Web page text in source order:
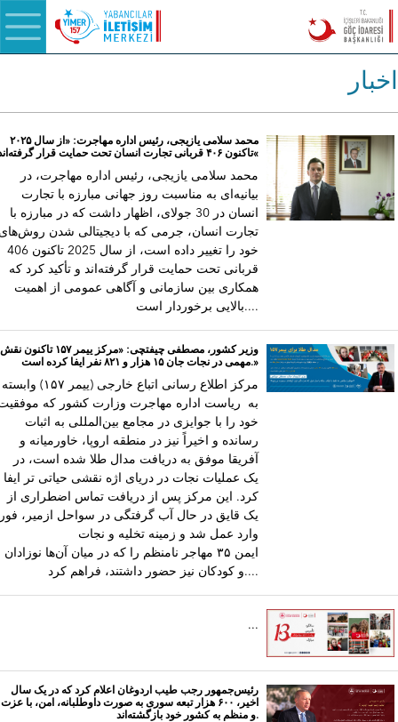
اخبار
محمد سلامی یازیجی، رئیس اداره مهاجرت: «از سال ۲۰۲۵
تاکنون ۴۰۶ قربانی تجارت انسان تحت حمایت قرار گرفته‌اند«
محمد سلامی یازیجی، رئیس اداره مهاجرت، در
بیانیه‌ای به مناسبت روز جهانی مبارزه با تجارت
انسان در 30 جولای، اظهار داشت که در مبارزه با
تجارت انسان، جرمی که با دیجیتالی شدن
خود را تغییر داده است، از سال 2025 تاکنون 406
قربانی تحت حمایت قرار گرفته‌اند و تأکید کرد که
همکاری بین سازمانی و آگاهی عمومی از اهمیت
بالایی برخوردار است....
وزیر کشور، مصطفی چیفتچی: «مرکز ییمر ۱۵۷ تاکنون نقش
مهمی در نجات جان ۱۵ هزار و ۸۲۱ نفر ایفا کرده است.»
مرکز اطلاع رسانی اتباع خارجی (ییمر ۱۵۷) وابسته
به ریاست اداره مهاجرت وزارت کشور که
خود را با جوایزی در مجامع بین‌المللی به اثبات
رسانده و اخیراً نیز در منطقه اروپا، خاورمیانه و
آفریقا موفق به دریافت مدال طلا شده است، در
یک عملیات نجات در دریای اژه نقشی حیاتی تر ایفا
کرد. این مرکز پس از دریافت تماس اضطراری از
یک قایق در حال آب‌ گرفتگی در سواحل ازمیر،
وارد عمل شد و زمینه تخلیه و نجات
ایمن ۳۵ مهاجر نامنظم را که در میان آن‌ها نوزادان
و کودکان نیز حضور داشتند، فراهم کرد....
...
رئیس‌جمهور رجب طیب اردوغان اعلام کرد که در یک سال
اخیر، ۶۰۰ هزار تبعه سوری به‌ صورت داوطلبانه، امن، با عزت
و منظم به کشور خود بازگشته‌اند.